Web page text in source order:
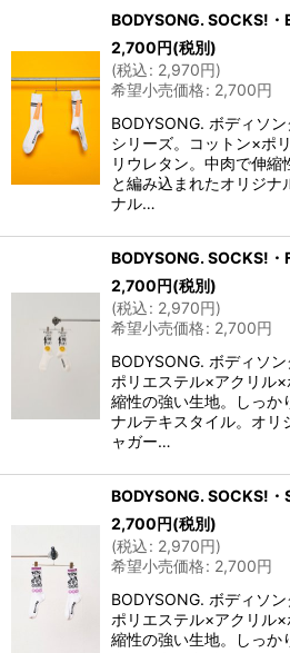
BODYSONG. SOCKS!
2,700円(税別)
(税込: 2,970円)
希望小売価格: 2,700円
BODYSONG. ボディソ
シリーズ。コットン×ポ
リウレタン。中肉で伸縮
と編み込まれたオリジナ
ナル…
BODYSONG. SOCKS!・
2,700円(税別)
(税込: 2,970円)
希望小売価格: 2,700円
BODYSONG. ボディソ
ポリエステル×アクリル
縮性の強い生地。しっか
ナルテキスタイル。オリ
ャガー…
BODYSONG. SOCKS!・
2,700円(税別)
(税込: 2,970円)
希望小売価格: 2,700円
BODYSONG. ボディソ
ポリエステル×アクリル
縮性の強い生地。しっか